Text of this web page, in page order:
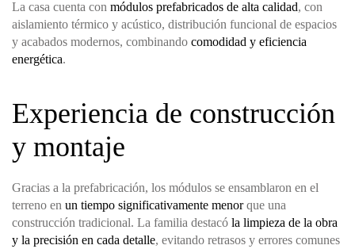
La casa cuenta con módulos prefabricados de alta calidad, con
aislamiento térmico y acústico, distribución funcional de espacios
y acabados modernos, combinando comodidad y eficiencia
energética.
Experiencia de construcción
y montaje
Gracias a la prefabricación, los módulos se ensamblaron en el
terreno en un tiempo significativamente menorque una
construcción tradicional. La familia destacó la limpieza de la obra
y la precisión en cada detalle, evitando retrasos y errores comunes